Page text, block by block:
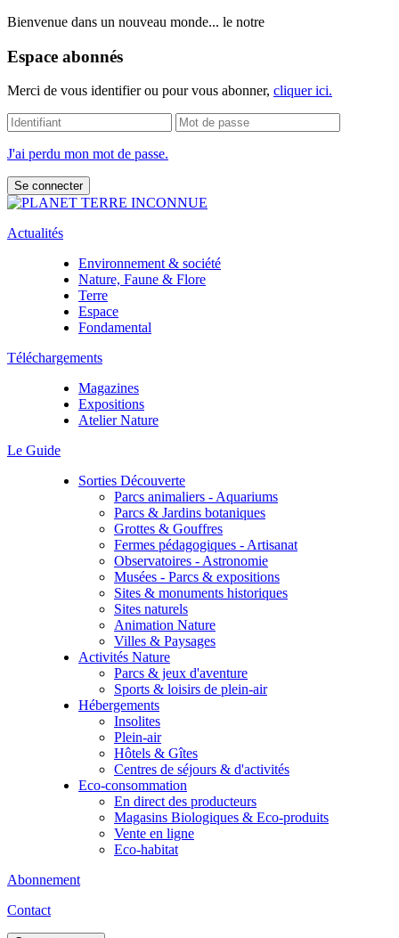
Bienvenue dans un nouveau monde... le notre
Espace abonnés
Merci de vous identifier ou pour vous abonner, cliquer ici.
J'ai perdu mon mot de passe.
Actualités
Environnement & société
Nature, Faune & Flore
Terre
Espace
Fondamental
Téléchargements
Magazines
Expositions
Atelier Nature
Le Guide
Sorties Découverte
Parcs animaliers - Aquariums
Parcs & Jardins botaniques
Grottes & Gouffres
Fermes pédagogiques - Artisanat
Observatoires - Astronomie
Musées - Parcs & expositions
Sites & monuments historiques
Sites naturels
Animation Nature
Villes & Paysages
Activités Nature
Parcs & jeux d'aventure
Sports & loisirs de plein-air
Hébergements
Insolites
Plein-air
Hôtels & Gîtes
Centres de séjours & d'activités
Eco-consommation
En direct des producteurs
Magasins Biologiques & Eco-produits
Vente en ligne
Eco-habitat
Abonnement
Contact